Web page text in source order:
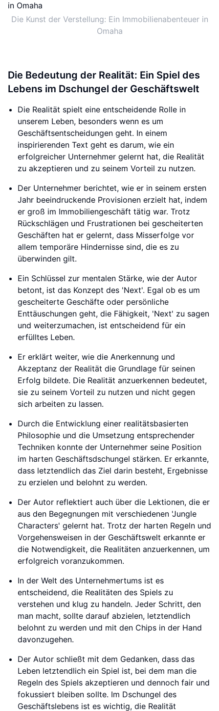
Die Kunst der Verstellung: Ein Immobilienabenteuer in
Omaha
Die Bedeutung der Realität: Ein Spiel des
Lebens im Dschungel der Geschäftswelt
Die Realität spielt eine entscheidende Rolle in
unserem Leben, besonders wenn es um
Geschäftsentscheidungen geht. In einem
inspirierenden Text geht es darum, wie ein
erfolgreicher Unternehmer gelernt hat, die Realität
zu akzeptieren und zu seinem Vorteil zu nutzen.
Der Unternehmer berichtet, wie er in seinem ersten
Jahr beeindruckende Provisionen erzielt hat, indem
er groß im Immobiliengeschäft tätig war. Trotz
Rückschlägen und Frustrationen bei gescheiterten
Geschäften hat er gelernt, dass Misserfolge vor
allem temporäre Hindernisse sind, die es zu
überwinden gilt.
Ein Schlüssel zur mentalen Stärke, wie der Autor
betont, ist das Konzept des 'Next'. Egal ob es um
gescheiterte Geschäfte oder persönliche
Enttäuschungen geht, die Fähigkeit, 'Next' zu sagen
und weiterzumachen, ist entscheidend für ein
erfülltes Leben.
Er erklärt weiter, wie die Anerkennung und
Akzeptanz der Realität die Grundlage für seinen
Erfolg bildete. Die Realität anzuerkennen bedeutet,
sie zu seinem Vorteil zu nutzen und nicht gegen
sich arbeiten zu lassen.
Durch die Entwicklung einer realitätsbasierten
Philosophie und die Umsetzung entsprechender
Techniken konnte der Unternehmer seine Position
im harten Geschäftsdschungel stärken. Er erkannte,
dass letztendlich das Ziel darin besteht, Ergebnisse
zu erzielen und belohnt zu werden.
Der Autor reflektiert auch über die Lektionen, die er
aus den Begegnungen mit verschiedenen 'Jungle
Characters' gelernt hat. Trotz der harten Regeln und
Vorgehensweisen in der Geschäftswelt erkannte er
die Notwendigkeit, die Realitäten anzuerkennen, um
erfolgreich voranzukommen.
In der Welt des Unternehmertums ist es
entscheidend, die Realitäten des Spiels zu
verstehen und klug zu handeln. Jeder Schritt, den
man macht, sollte darauf abzielen, letztendlich
belohnt zu werden und mit den Chips in der Hand
davonzugehen.
Der Autor schließt mit dem Gedanken, dass das
Leben letztendlich ein Spiel ist, bei dem man die
Regeln des Spiels akzeptieren und dennoch fair und
fokussiert bleiben sollte. Im Dschungel des
Geschäftslebens ist es wichtig, die Realität